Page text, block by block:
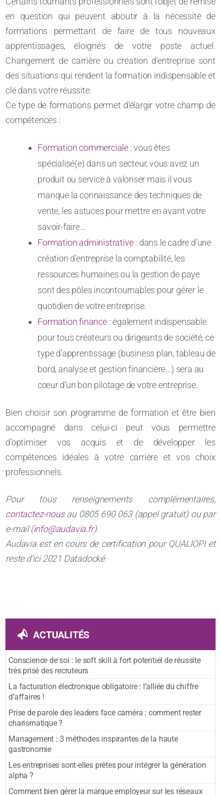
en question qui peuvent aboutir à la nécessité de
formations permettant de faire de tous nouveaux
apprentissages, éloignés de votre poste actuel.
Changement de carrière ou création d’entreprise sont
des situations qui rendent la formation indispensable et
clé dans votre réussite.
Ce type de formations permet d’élargir votre champ de
compétences :
Formation commerciale : vous êtes
spécialisé(e) dans un secteur, vous avez un
produit ou service à valoriser mais il vous
manque la connaissance des techniques de
vente, les astuces pour mettre en avant votre
savoir-faire…
Formation administrative: dans le cadre d’une
création d’entreprise la comptabilité, les
ressources humaines ou la gestion de paye
sont des pôles incontournables pour gérer le
quotidien de votre entreprise.
Formation finance: également indispensable
pour tous créateurs ou dirigeants de société, ce
type d’apprentissage (business plan, tableau de
bord, analyse et gestion financière…) sera au
cœur d’un bon pilotage de votre entreprise.
Bien choisir son programme de formation et être bien
accompagné dans celui-ci peut vous permettre
d’optimiser vos acquis et de développer les
compétences idéales à votre carrière et vos choix
professionnels.
Pour tous renseignements complémentaires,
contactez-nousau 0805 690 063 (appel gratuit) ou par
e-mail (info@audavia.fr).
Audavia est en cours de certification pour QUALIOPI et
reste d’ici 2021 Datadocké.
ACTUALITÉS
Conscience de soi : le soft skill à fort potentiel de réussite
très prisé des recruteurs
La facturation électronique obligatoire : l’alliée du chiffre
d’affaires !
Prise de parole des leaders face caméra : comment rester
charismatique ?
Management : 3 méthodes inspirantes de la haute
gastronomie
Les entreprises sont-elles prêtes pour intégrer la génération
alpha ?
Comment bien gérer la marque employeur sur les réseaux